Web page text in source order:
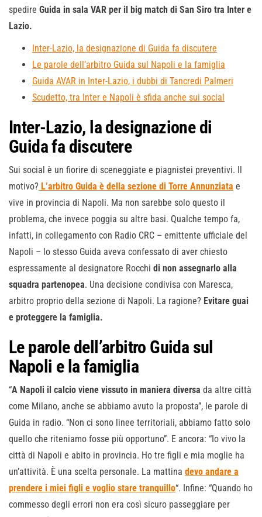
spedire Guida in sala VAR per il big match di San Siro tra Inter e
Lazio.
Inter-Lazio, la designazione di Guida fa discutere
Le parole dell’arbitro Guida sul Napoli e la famiglia
Guida AVAR in Inter-Lazio, i dubbi di Tancredi Palmeri
Scudetto, tra Inter e Napoli è sfida anche sui social
Inter-Lazio, la designazione di
Guida fa discutere
Sui social è un fiorire di sceneggiate e piagnistei preventivi. Il
motivo? L’arbitro Guida è della sezione di Torre Annunziata e
vive in provincia di Napoli. Ma non sarebbe solo questo il
problema, che invece poggia su altre basi. Qualche tempo fa,
infatti, in collegamento con Radio CRC – emittente ufficiale del
Napoli – lo stesso Guida aveva confessato di aver chiesto
espressamente al designatore Rocchi di non assegnarlo alla
squadra partenopea. Una decisione condivisa con Maresca,
arbitro proprio della sezione di Napoli. La ragione? Evitare guai
e proteggere la famiglia.
Le parole dell’arbitro Guida sul
Napoli e la famiglia
“A Napoli il calcio viene vissuto in maniera diversa da altre città
come Milano, anche se abbiamo avuto la proposta”, le parole di
Guida in radio. “Non ci sono linee territoriali, abbiamo fatto solo
quello che riteniamo fosse più opportuno”. E ancora: “Io vivo la
città di Napoli e abito in provincia. Ho tre figli e mia moglie ha
un’attività. È una scelta personale. La mattina devo andare a
prendere i miei figli e voglio stare tranquillo“. Infine: “Quando ho
commesso degli errori non era così sicuro passeggiare per